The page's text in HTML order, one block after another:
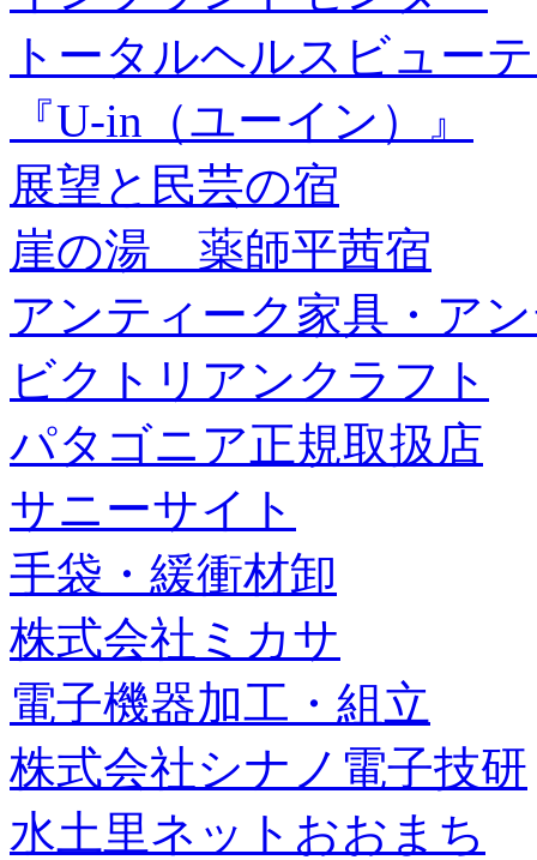
トータルヘルスビュー
『U-in（ユーイン）』
展望と民芸の宿
崖の湯 薬師平茜宿
アンティーク家具・ア
ビクトリアンクラフト
パタゴニア正規取扱店
サニーサイト
手袋・緩衝材卸
株式会社ミカサ
電子機器加工・組立
株式会社シナノ電子技研
水土里ネットおおまち